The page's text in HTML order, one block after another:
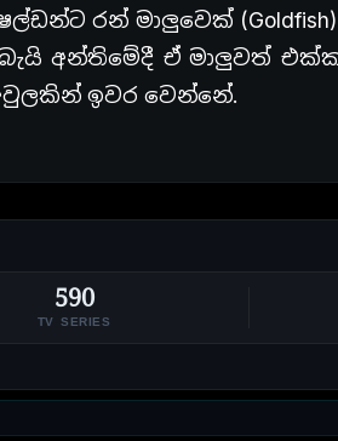
රන් මාලුවෙක්
අන්තිමේදී ඒ මාලුවත්
ඉවර වෙන්නේ.
590
TV SERIES